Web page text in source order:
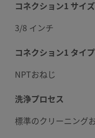
3/8 インチ
コネクション1 サイズ
NPTおねじ
コネクション1 タイプ
標準のクリーニング
洗浄プロセス